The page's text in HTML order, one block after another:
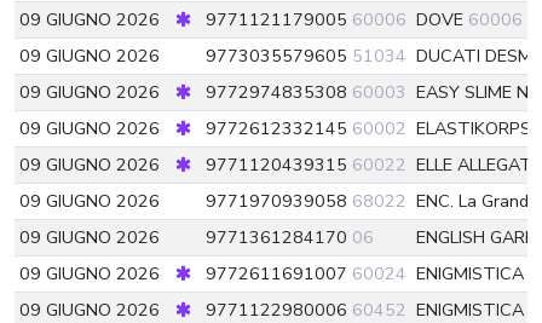
09 GIUGNO 2026
9771121179005 60006 DOVE 60006
09 GIUGNO 2026
9773035579605 51034 DUCATI
09 GIUGNO 2026
9772974835308 60003 EASY SLIME
09 GIUGNO 2026
9772612332145 60002 ELASTIKORPS
09 GIUGNO 2026
9771120439315 60022 ELLE
09 GIUGNO 2026
9771970939058 68022 ENC. La
09 GIUGNO 2026
9771361284170 06
ENGLISH
09 GIUGNO 2026
9772611691007 60024 ENIGMISTICA
09 GIUGNO 2026
9771122980006 60452 ENIGMISTICA